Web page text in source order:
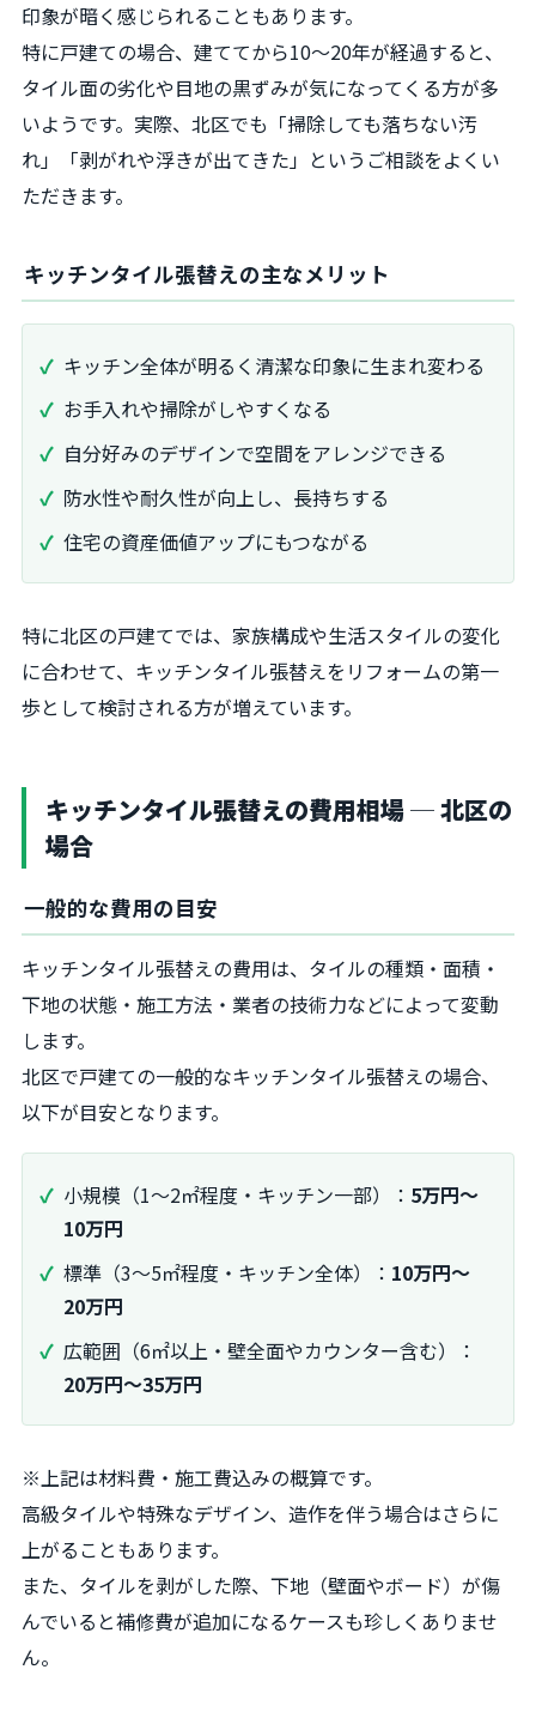
印象が暗く感じられることもあります。
特に戸建ての場合、建ててから10～20年が経過すると、
タイル面の劣化や目地の黒ずみが気になってくる方が多
いようです。実際、北区でも「掃除しても落ちない汚
れ」「剥がれや浮きが出てきた」というご相談をよくい
ただきます。
キッチンタイル張替えの主なメリット
キッチン全体が明るく清潔な印象に生まれ変わる
お手入れや掃除がしやすくなる
自分好みのデザインで空間をアレンジできる
防水性や耐久性が向上し、長持ちする
住宅の資産価値アップにもつながる
特に北区の戸建てでは、家族構成や生活スタイルの変化
に合わせて、キッチンタイル張替えをリフォームの第一
歩として検討される方が増えています。
キッチンタイル張替えの費用相場 ─ 北区の
場合
一般的な費用の目安
キッチンタイル張替えの費用は、タイルの種類・面積・
下地の状態・施工方法・業者の技術力などによって変動
します。
北区で戸建ての一般的なキッチンタイル張替えの場合、
以下が目安となります。
小規模（1～2㎡程度・キッチン一部）： 5万円～
10万円
標準（3～5㎡程度・キッチン全体）： 10万円～
20万円
広範囲（6㎡以上・壁全面やカウンター含む）：
20万円～35万円
※上記は材料費・施工費込みの概算です。
高級タイルや特殊なデザイン、造作を伴う場合はさらに
上がることもあります。
また、タイルを剥がした際、下地（壁面やボード）が傷
んでいると補修費が追加になるケースも珍しくありませ
ん。